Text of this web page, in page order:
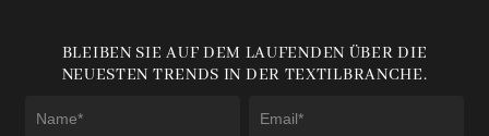
BLEIBEN SIE AUF DEM LAUFENDEN ÜBER DIE
NEUESTEN TRENDS IN DER TEXTILBRANCHE.